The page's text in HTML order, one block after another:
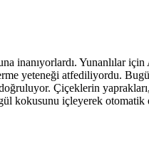
inanıyorlardı. Yunanlılar
yeteneği atfediliyordu.
Çiçeklerin
kokusunu içleyerek